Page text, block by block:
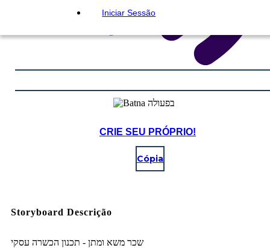
Iniciar Sessão
CRIE SEU PRÓPRIO!
Cópia
Storyboard Descrição
שכר משא ומתן - תכנון הכשרה עסקי